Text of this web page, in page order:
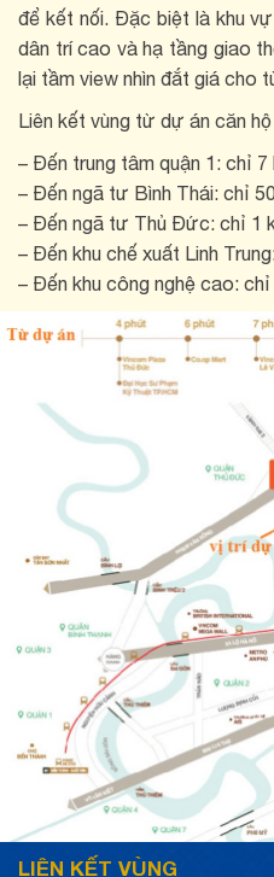
để kết nối. Đặc biệt là khu
dân trí cao và hạ tầng giao
lại tầm view nhìn đắt giá cho
Liên kết vùng từ dự án căn
– Đến trung tâm quận 1: chỉ 7
– Đến ngã tư Bình Thái: chỉ
– Đến ngã tư Thủ Đức: chỉ 1
– Đến khu chế xuất Linh
– Đến khu công nghệ cao: chỉ
LIÊN KẾT VÙNG